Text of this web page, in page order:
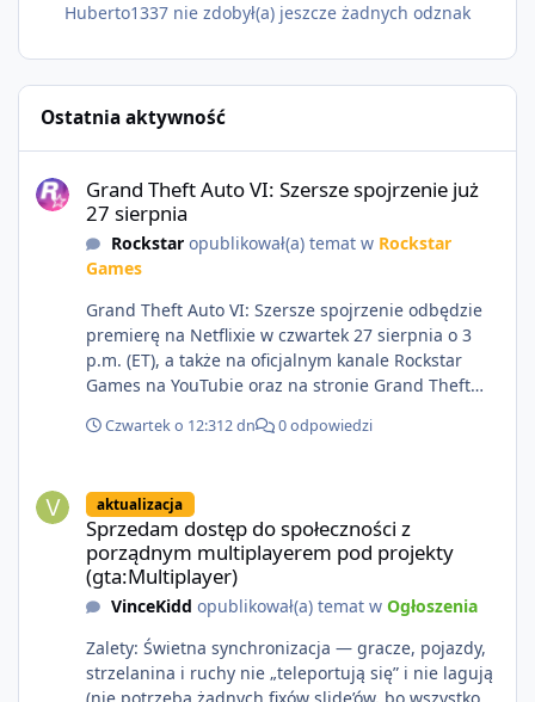
Huberto1337 nie zdobył(a) jeszcze żadnych odznak
Ostatnia aktywność
Grand Theft Auto VI: Szersze spojrzenie już
27 sierpnia
Rockstaropublikował(a) temat w Rockstar
Games
Grand Theft Auto VI: Szersze spojrzenie odbędzie
premierę na Netflixie w czwartek 27 sierpnia o 3
p.m. (ET), a także na oficjalnym kanale Rockstar
Games na YouTubie oraz na stronie Grand Theft
https://netflix.com/GTAVI Grand Theft Auto VI
https://www.rockstargames.com/VI.
Czwartek o 12:312 dn 0 odpowiedzi
aktualizacja
Sprzedam dostęp do społeczności z
porządnym multiplayerem pod projekty
(gta:Multiplayer)
VinceKidd opublikował(a) temat w Ogłoszenia
Zalety: Świetna synchronizacja — gracze, pojazdy,
strzelanina i ruchy nie „teleportują się” i nie lagują